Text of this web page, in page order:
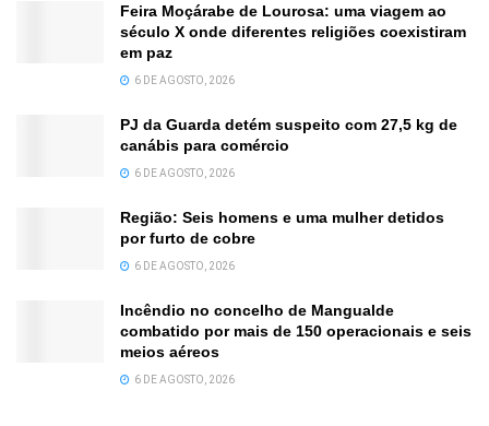
Feira Moçárabe de Lourosa: uma viagem ao
século X onde diferentes religiões coexistiram
em paz
6 DE AGOSTO, 2026
PJ da Guarda detém suspeito com 27,5 kg de
canábis para comércio
6 DE AGOSTO, 2026
Região: Seis homens e uma mulher detidos
por furto de cobre
6 DE AGOSTO, 2026
Incêndio no concelho de Mangualde
combatido por mais de 150 operacionais e seis
meios aéreos
6 DE AGOSTO, 2026